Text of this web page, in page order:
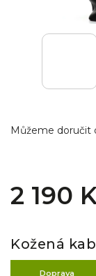
Můžeme doručit
2 190
Kožená
Doprava